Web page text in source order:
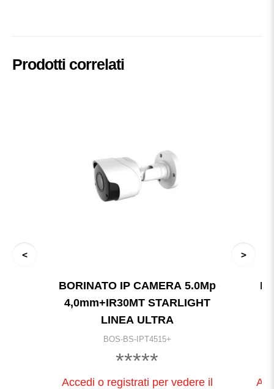
Prodotti correlati
BORINATO IP CAMERA 5.0Mp
4,0mm+IR30MT STARLIGHT
LINEA ULTRA
BOS-BS-IPT4515+
*****
Accedi o registrati per vedere il